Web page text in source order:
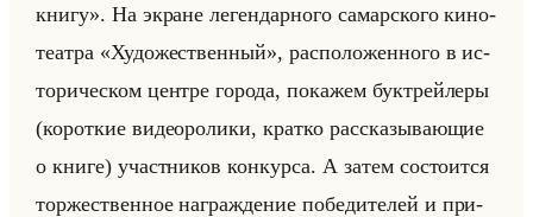
книгу». На экране ле­ген­дар­но­го са­мар­ско­го ки­но­
те­ат­ра «Художественный», рас­по­ло­жен­но­го в ис­
то­ри­че­ском цен­тре го­ро­да, по­ка­жем бук­трейле­ры
(ко­рот­кие ви­део­ро­ли­ки, крат­ко рас­ска­зы­ва­ющие
о книге) участ­ни­ков кон­кур­са. А затем со­сто­ит­ся
тор­же­ствен­ное на­граж­де­ние по­бе­ди­те­лей и при­